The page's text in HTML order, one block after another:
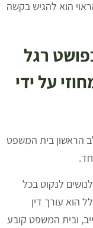
הוא להגיש בקשה
רגל
על ידי
הראשון בית המשפט
לנקוט בכל
הוא עורך דין
ובית המשפט קובע